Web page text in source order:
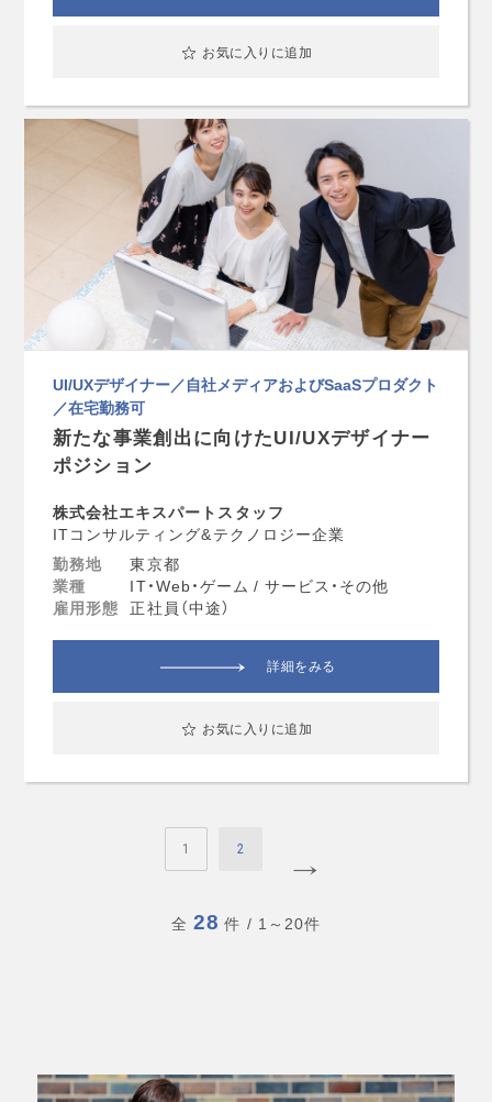
お気に入りに追加
UI/UXデザイナー／自社メディアおよびSaaSプロダクト
／在宅勤務可
新たな事業創出に向けたUI/UXデザイナー
ポジション
株式会社エキスパートスタッフ
ITコンサルティング&テクノロジー企業
勤務地
東京都
業種
IT・Web・ゲーム / サービス・その他
雇用形態 正社員（中途）
詳細をみる
お気に入りに追加
1 2
全 28 件 / 1～20件